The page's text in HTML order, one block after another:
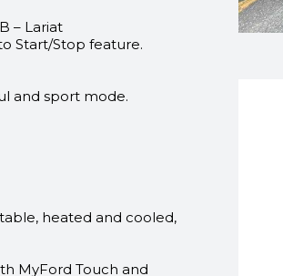
– Lariat
Start/Stop feature.
and sport mode.
heated and cooled,
MyFord Touch and